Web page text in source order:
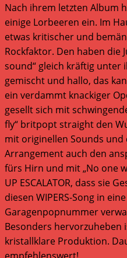
Nach ihrem letzten Album
einige Lorbeeren ein. Im
etwas kritischer und
Rockfaktor. Den haben die
sound“ gleich kräftig unter
gemischt und hallo, das
ein verdammt knackiger
gesellt sich mit
fly“ britpopt straight den
mit originellen Sounds
Arrangement auch den
fürs Hirn und mit „No one
UP ESCALATOR, dass sie
diesen WIPERS-Song in
Garagenpopnummer
Besonders hervorzuheben
kristallklare Produktion.